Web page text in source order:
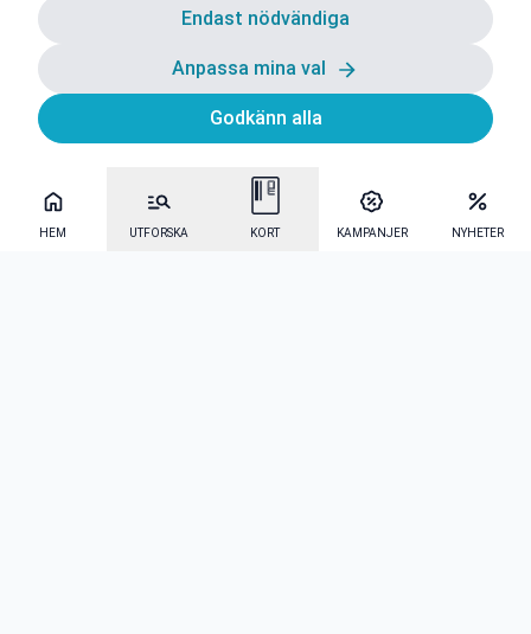
HEM UTFORSKA KORT KAMPANJER NYHETER
Endast nödvändiga
Anpassa mina val
Godkänn alla